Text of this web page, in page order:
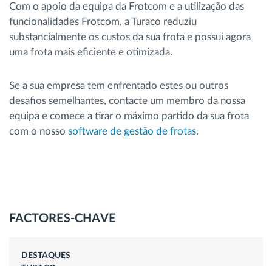
Com o apoio da equipa da Frotcom e a utilização das
funcionalidades Frotcom, a Turaco reduziu
substancialmente os custos da sua frota e possui agora
uma frota mais eficiente e otimizada.
Se a sua empresa tem enfrentado estes ou outros
desafios semelhantes, contacte um membro da nossa
equipa e comece a tirar o máximo partido da sua frota
com o nosso software de gestão de frotas.
FACTORES-CHAVE
DESTAQUES